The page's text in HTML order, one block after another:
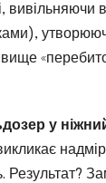
вивільняючи
у